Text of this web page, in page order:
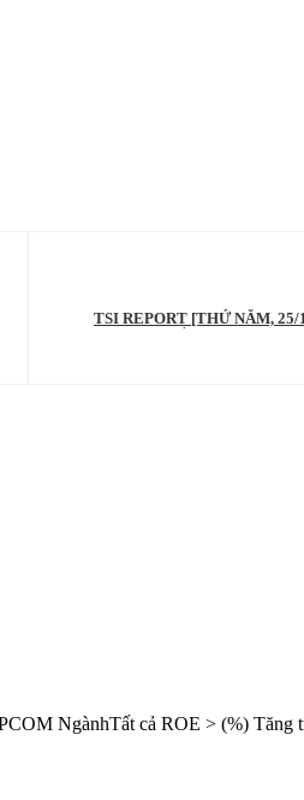
TSI REPORT [THỨ NĂM,
NgànhTất cả ROE > (%) Tăng